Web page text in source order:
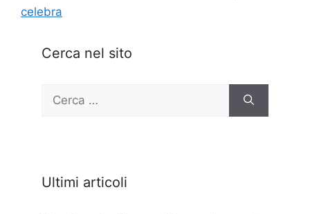
celebra
Cerca nel sito
Ricerca
Ultimi articoli